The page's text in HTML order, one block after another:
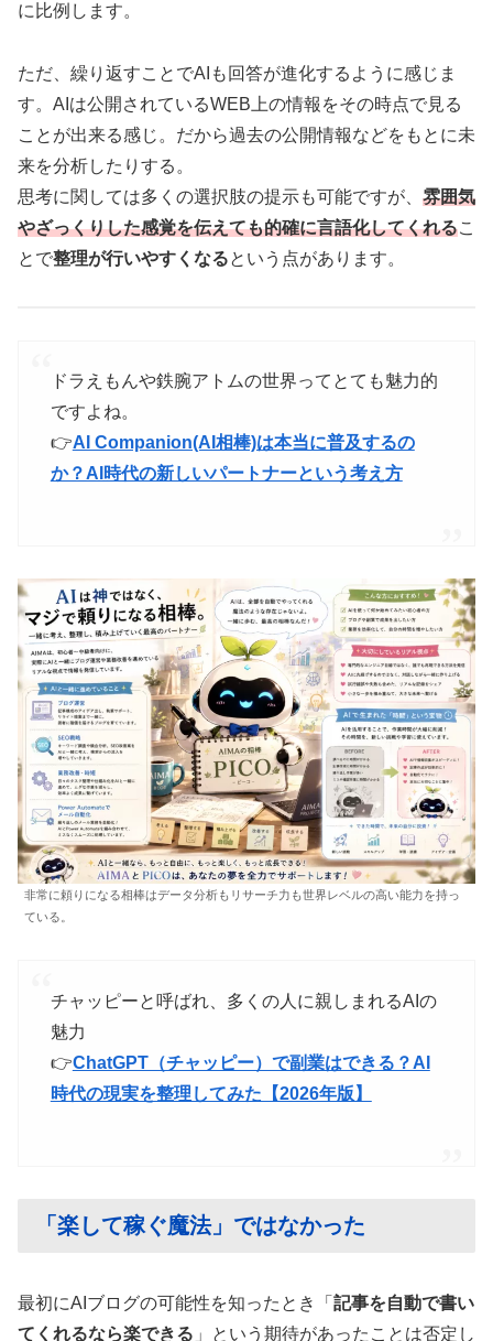
に比例します。
ただ、繰り返すことでAIも回答が進化するように感じま
す。AIは公開されているWEB上の情報をその時点で見る
ことが出来る感じ。だから過去の公開情報などをもとに未
来を分析したりする。
思考に関しては多くの選択肢の提示も可能ですが、 雰囲気
やざっくりした感覚を伝えても的確に言語化してくれるこ
とで整理が行いやすくなるという点があります。
ドラえもんや鉄腕アトムの世界ってとても魅力的
ですよね。
👉AI Companion(AI相棒)は本当に普及するの
か？AI時代の新しいパートナーという考え方
非常に頼りになる相棒はデータ分析もリサーチ力も世界レベルの高い能力を持っ
ている。
チャッピーと呼ばれ、多くの人に親しまれるAIの
魅力
👉ChatGPT（チャッピー）で副業はできる？AI
時代の現実を整理してみた【2026年版】
「楽して稼ぐ魔法」ではなかった
最初にAIブログの可能性を知ったとき「 記事を自動で書い
てくれるなら楽できる 」という期待があったことは否定し